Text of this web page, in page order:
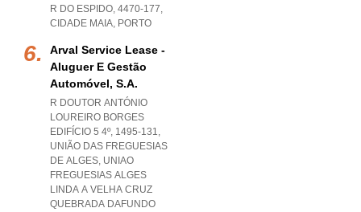
R DO ESPIDO, 4470-177,
CIDADE MAIA, PORTO
Arval Service Lease -
Aluguer E Gestão
Automóvel, S.a.
R DOUTOR ANTÓNIO
LOUREIRO BORGES
EDIFÍCIO 5 4º, 1495-131,
UNIÃO DAS FREGUESIAS
DE ALGES, UNIAO
FREGUESIAS ALGES
LINDA A VELHA CRUZ
QUEBRADA DAFUNDO